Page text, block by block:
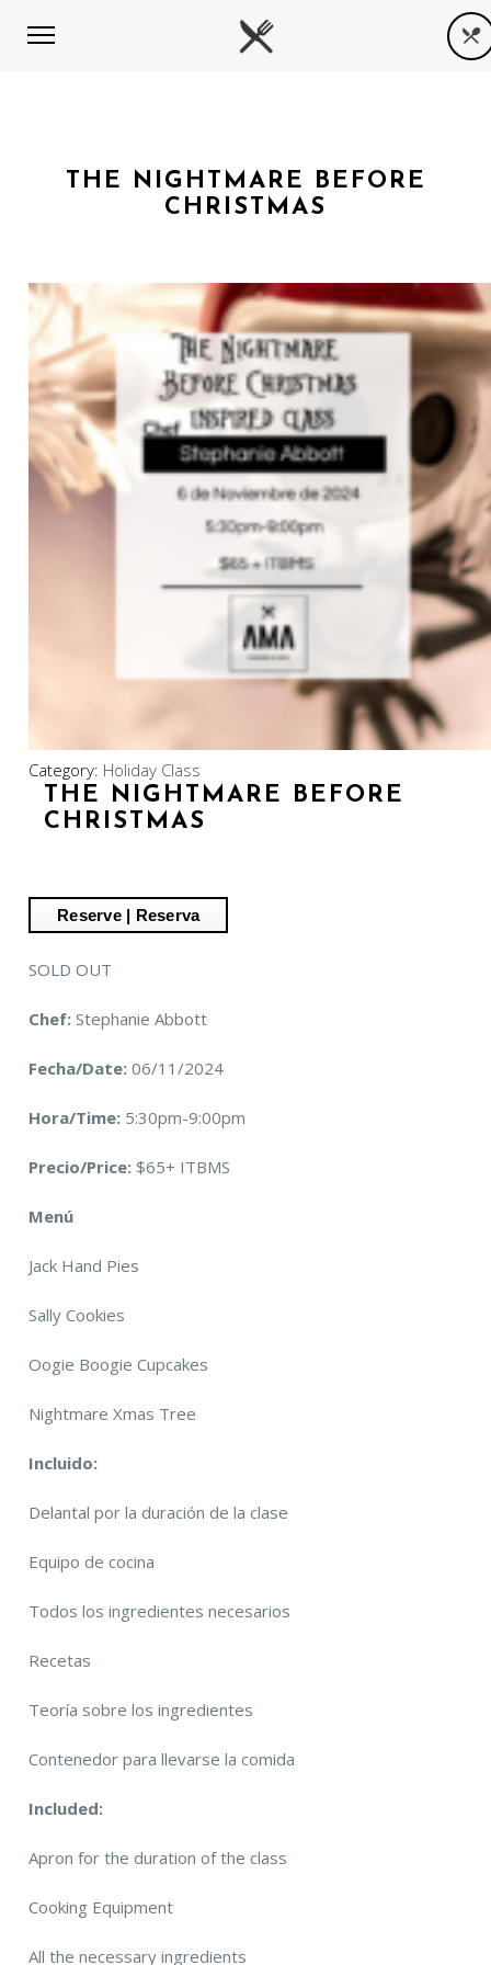
THE NIGHTMARE BEFORE
CHRISTMAS
Category: Holiday Class
THE NIGHTMARE BEFORE
CHRISTMAS
SOLD OUT
Chef: Stephanie Abbott
Fecha/Date: 06/11/2024
Hora/Time: 5:30pm-9:00pm
Precio/Price: $65+ ITBMS
Menú
Jack Hand Pies
Sally Cookies
Oogie Boogie Cupcakes
Nightmare Xmas Tree
Incluido:
Delantal por la duración de la clase
Equipo de cocina
Todos los ingredientes necesarios
Recetas
Teoría sobre los ingredientes
Contenedor para llevarse la comida
Included:
Apron for the duration of the class
Cooking Equipment
All the necessary ingredients